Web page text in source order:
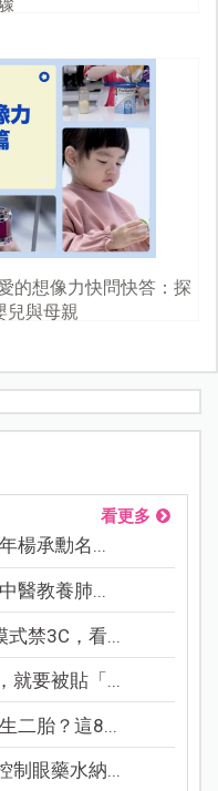
的想像力快問快答：探
兒與母親
看更多
楊承勳名...
醫教養肺...
禁3C，看...
就要被貼「...
二胎？這8...
制眼藥水納...